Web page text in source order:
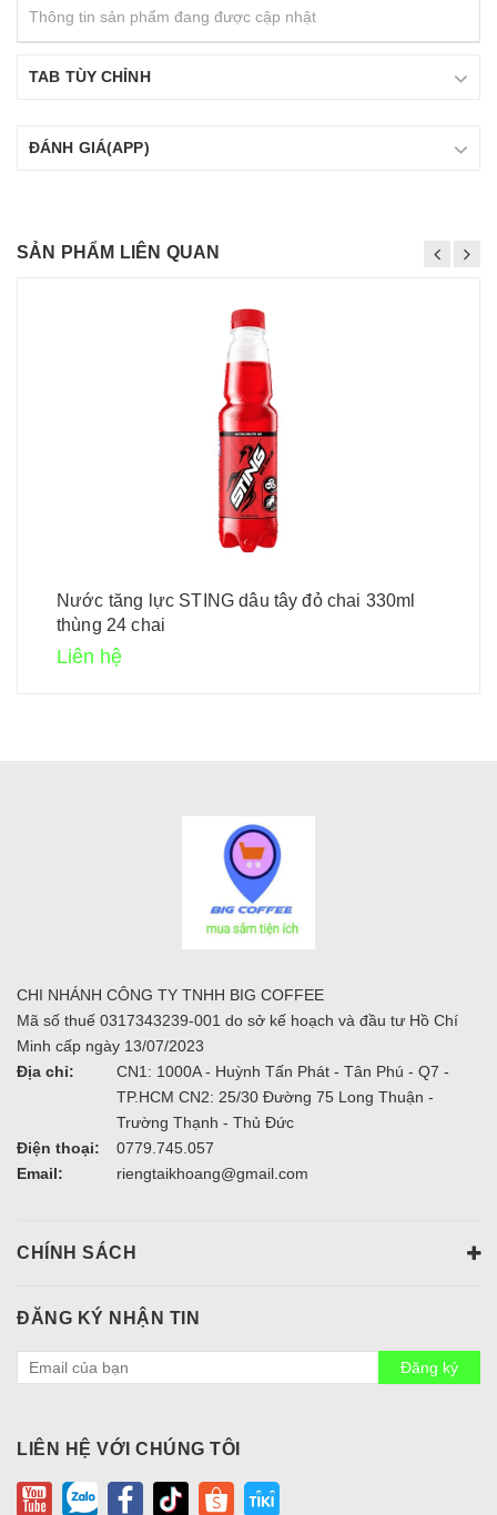
Thông tin sản phẩm đang được cập nhật
TAB TÙY CHỈNH
ĐÁNH GIÁ(APP)
SẢN PHẨM LIÊN QUAN
Nước tăng lực STING dâu tây đỏ chai 330ml
thùng 24 chai
Liên hệ
CHI NHÁNH CÔNG TY TNHH BIG COFFEE
Mã số thuế 0317343239-001 do sở kế hoạch và đầu tư Hồ Chí
Minh cấp ngày 13/07/2023
Địa chỉ:
CN1: 1000A - Huỳnh Tấn Phát - Tân Phú - Q7 -
TP.HCM CN2: 25/30 Đường 75 Long Thuận -
Trường Thạnh - Thủ Đức
Điện thoại:
0779.745.057
Email:
riengtaikhoang@gmail.com
CHÍNH SÁCH
ĐĂNG KÝ NHẬN TIN
Đăng ký
LIÊN HỆ VỚI CHÚNG TÔI